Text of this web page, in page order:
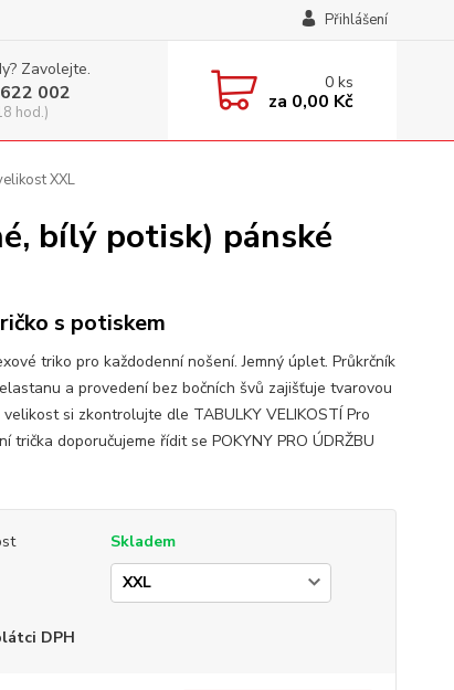
Přihlášení
Zavolejte.
002
hod.)
0ks
za 0,00 Kč
XXL
bílý potisk) pánské
s potiskem
triko pro každodenní nošení. Jemný úplet. Průkrčník
a provedení bez bočních švů zajišťuje tvarovou
si zkontrolujte dle TABULKY VELIKOSTÍ Pro
trička doporučujeme řídit se POKYNY PRO ÚDRŽBU
Skladem
DPH